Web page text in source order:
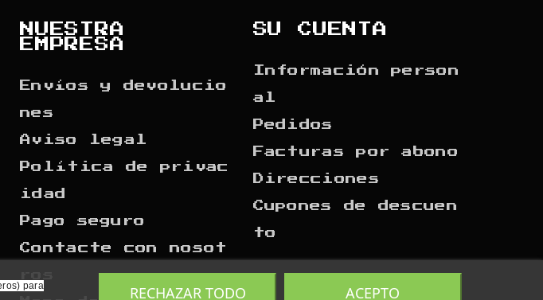
NUESTRA
EMPRESA
Envíos y devolucio
nes
Aviso legal
Política de privac
idad
Pago seguro
Contacte con nosot
SU CUENTA
Información person
al
Pedidos
Facturas por abono
Direcciones
Cupones de descuen
to
para RECHAZAR TODO ACEPTO